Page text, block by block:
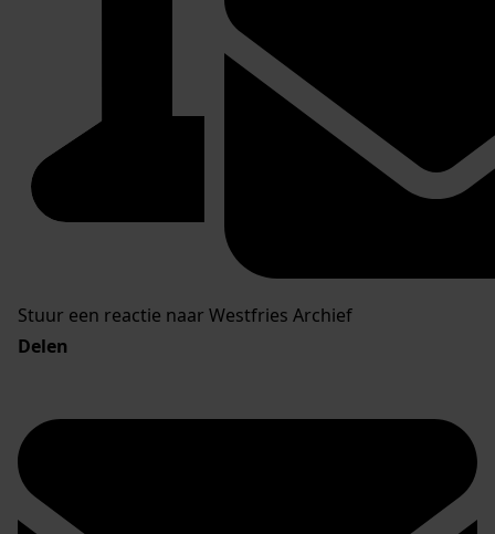
Stuur een reactie naar Westfries Archief
Delen